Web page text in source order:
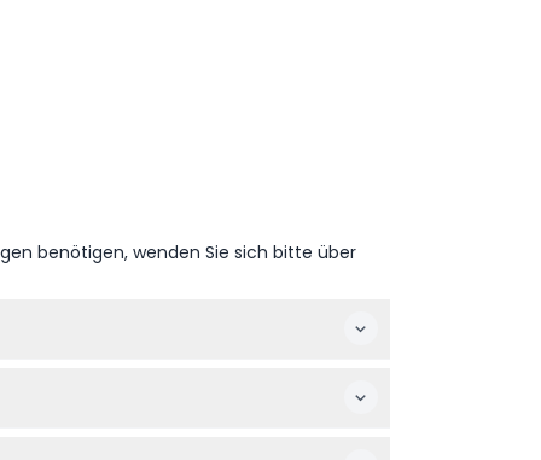
benötigen, wenden Sie sich bitte über